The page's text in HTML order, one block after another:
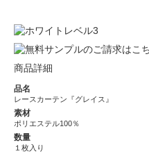
商品詳細
品名
レースカーテン『グレイス』
素材
ポリエステル100％
数量
１枚入り